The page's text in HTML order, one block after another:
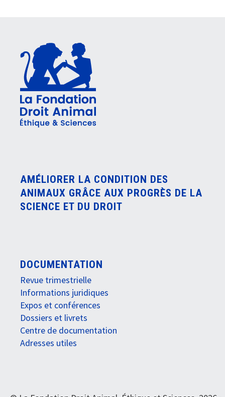
AMÉLIORER LA CONDITION DES
ANIMAUX GRÂCE AUX PROGRÈS DE LA
SCIENCE ET DU DROIT
DOCUMENTATION
Revue trimestrielle
Informations juridiques
Expos et conférences
Dossiers et livrets
Centre de documentation
Adresses utiles